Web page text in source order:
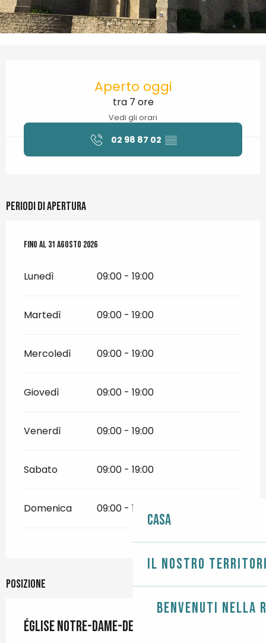
Casa
Il nostro
Benvenuti nella
Aperto oggi
tra 7 ore
Vedi gli orari
02 98 87 02 ▒▒
Periodi di apertura
Dal1 luglio 2026 al31 agosto 2026
Fino al 31 agosto 2026
Lunedì 09:00 - 19:00
Martedì 09:00 - 19:00
Mercoledì 09:00 - 19:00
Giovedì 09:00 - 19:00
Venerdì 09:00 - 19:00
Sabato 09:00 - 19:00
Domenica 09:00 - 19:00
Posizione
Église Notre-Dame-de-la-Mer